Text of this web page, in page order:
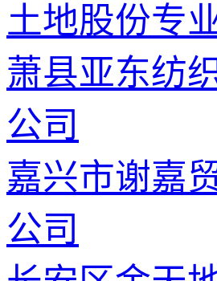
土地股份专
萧县亚东纺
公司
嘉兴市谢嘉
公司